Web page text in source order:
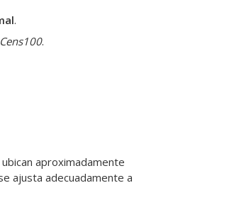
.
Cens100.
aproximadamente
ajusta adecuadamente a